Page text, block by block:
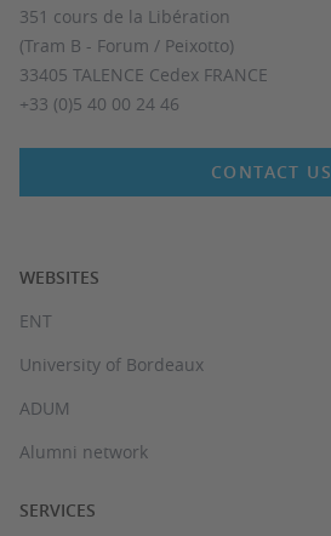
351 cours de la Libération
(Tram B - Forum / Peixotto)
33405 TALENCE Cedex FRANCE
+33 (0)5 40 00 24 46
CONTACT US
WEBSITES
ENT
University of Bordeaux
ADUM
Alumni network
SERVICES